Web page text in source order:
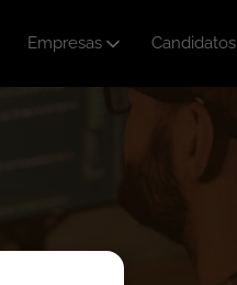
Empresas Candidatos